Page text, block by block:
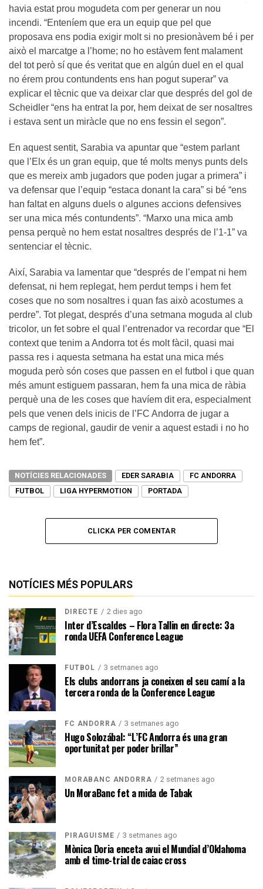
havia estat prou mogudeta com per generar un nou
incendi. “Enteníem que era un equip que pel que
proposava ens podia exigir molt si no presionàvem bé i per
això el marcatge a l’home; no ho estàvem fent malament
del tot però sí que és veritat que en algún duel en el qual
no érem prou contundents ens han pogut superar” va
explicar el tècnic que va deixar clar que després del gol de
Scheidler “ens ha entrat la por, hem deixat de ser nosaltres
i estava sent un miràcle que no ens fessin el segon”.
En aquest sentit, Sarabia va apuntar que “estem parlant
que l’Elx és un gran equip, que té molts menys punts dels
que es mereix amb jugadors que poden jugar a primera” i
va defensar que l’equip “estaca donant la cara” si bé “ens
han faltat en alguns duels o algunes accions defensives
ser una mica més contundents”. “Marxo una mica amb
pensa perquè no hem estat nosaltres després de l’1-1” va
sentenciar el tècnic.
Així, Sarabia va lamentar que “després de l’empat ni hem
defensat, ni hem replegat, hem perdut temps i hem fet
coses que no som nosaltres i quan fas això acostumes a
perdre”. Tot plegat, després d’una setmana moguda al club
tricolor, un fet sobre el qual l’entrenador va recordar que “El
context que tenim a Andorra tot és molt fàcil, quasi mai
passa res i aquesta setmana ha estat una mica més
moguda però són coses que passen en el futbol i que quan
més amunt estiguem passaran, hem fa una mica de ràbia
perquè una de les coses que havíem dit era, especialment
pels que venen dels inicis de l’FC Andorra de jugar a
camps de regional, gaudir de venir a aquest estadi i no ho
hem fet”.
NOTÍCIES RELACIONADES EDER SARABIA
FC ANDORRA
FUTBOL
LIGA HYPERMOTION PORTADA
CLICKA PER COMENTAR
NOTÍCIES MÉS POPULARS
DIRECTE 2 dies ago
Inter d’Escaldes – Flora Tallin en directe: 3a
ronda UEFA Conference League
FUTBOL 3 setmanes ago
Els clubs andorrans ja coneixen el seu camí a la
tercera ronda de la Conference League
FC ANDORRA 3 setmanes ago
Hugo Solozábal: “L’FC Andorra és una gran
oportunitat per poder brillar”
MORABANC ANDORRA 2 setmanes ago
Un MoraBanc fet a mida de Tabak
PIRAGÜISME 3 setmanes ago
Mònica Doria enceta avui el Mundial d’Oklahoma
amb el time-trial de caiac cross